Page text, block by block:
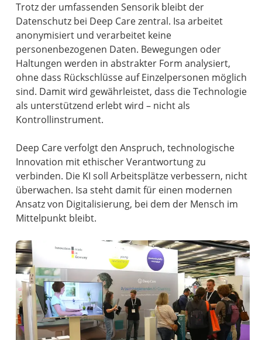
Trotz der umfassenden Sensorik bleibt der
Datenschutz bei Deep Care zentral. Isa arbeitet
anonymisiert und verarbeitet keine
personenbezogenen Daten. Bewegungen oder
Haltungen werden in abstrakter Form analysiert,
ohne dass Rückschlüsse auf Einzelpersonen möglich
sind. Damit wird gewährleistet, dass die Technologie
als unterstützend erlebt wird – nicht als
Kontrollinstrument.
Deep Care verfolgt den Anspruch, technologische
Innovation mit ethischer Verantwortung zu
verbinden. Die KI soll Arbeitsplätze verbessern, nicht
überwachen. Isa steht damit für einen modernen
Ansatz von Digitalisierung, bei dem der Mensch im
Mittelpunkt bleibt.